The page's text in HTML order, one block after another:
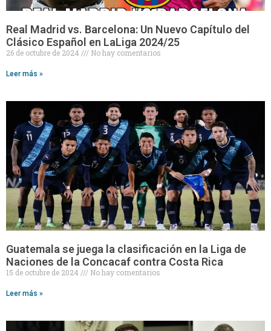
Real Madrid vs. Barcelona: Un Nuevo Capítulo del
Clásico Español en LaLiga 2024/25
26 de octubre de 2024 No hay comentarios
Leer más »
Guatemala se juega la clasificación en la Liga de
Naciones de la Concacaf contra Costa Rica
15 de octubre de 2024 No hay comentarios
Leer más »